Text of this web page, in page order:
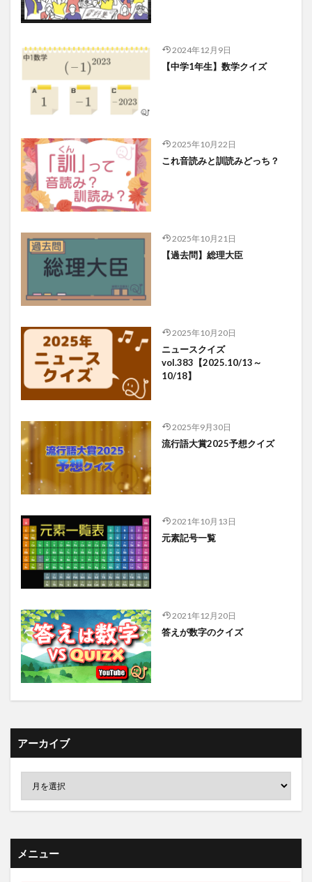
2024年12月9日
【中学1年生】数学クイズ
2025年10月22日
これ音読みと訓読みどっち？
2025年10月21日
【過去問】総理大臣
2025年10月20日
ニュースクイズ
vol.383【2025.10/13～
10/18】
2025年9月30日
流行語大賞2025予想クイズ
2021年10月13日
元素記号一覧
2021年12月20日
答えが数字のクイズ
アーカイブ
メニュー